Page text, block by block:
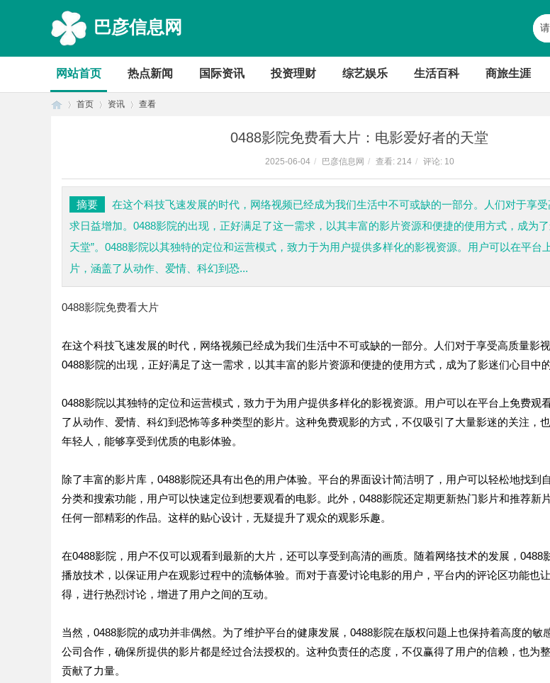
巴彦信息网
网站首页 热点新闻 国际资讯 投资理财 综艺娱乐 生活百科 商旅生涯
首页 资讯 查看
0488影院免费看大片：电影爱好者的天堂
2025-06-04 / 巴彦信息网 / 查看: 214 / 评论: 10
摘要
在这个科技飞速发展的时代，网络视频已经成为我们生活中不可或缺的一部分。人们对于享
求日益增加。0488影院的出现，正好满足了这一需求，以其丰富的影片资源和便捷的使用方式，成为
天堂”。0488影院以其独特的定位和运营模式，致力于为用户提供多样化的影视资源。用户可以在平台
片，涵盖了从动作、爱情、科幻到恐...
0488影院免费看大片
在这个科技飞速发展的时代，网络视频已经成为我们生活中不可或缺的一部分。人们对于享受高质量影
0488影院的出现，正好满足了这一需求，以其丰富的影片资源和便捷的使用方式，成为了影迷们心目中的
0488影院以其独特的定位和运营模式，致力于为用户提供多样化的影视资源。用户可以在平台上免费观
了从动作、爱情、科幻到恐怖等多种类型的影片。这种免费观影的方式，不仅吸引了大量影迷的关注，
年轻人，能够享受到优质的电影体验。
除了丰富的影片库，0488影院还具有出色的用户体验。平台的界面设计简洁明了，用户可以轻松地找到
分类和搜索功能，用户可以快速定位到想要观看的电影。此外，0488影院还定期更新热门影片和推荐新
任何一部精彩的作品。这样的贴心设计，无疑提升了观众的观影乐趣。
在0488影院，用户不仅可以观看到最新的大片，还可以享受到高清的画质。随着网络技术的发展，0488
播放技术，以保证用户在观影过程中的流畅体验。而对于喜爱讨论电影的用户，平台内的评论区功能也
得，进行热烈讨论，增进了用户之间的互动。
当然，0488影院的成功并非偶然。为了维护平台的健康发展，0488影院在版权问题上也保持着高度的敏
公司合作，确保所提供的影片都是经过合法授权的。这种负责任的态度，不仅赢得了用户的信赖，也为
贡献了力量。